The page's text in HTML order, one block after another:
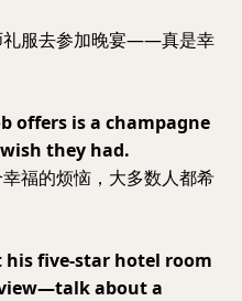
礼服去参加晚宴——真是幸
offers is a champagne
they had.
福的烦恼，大多数人都希
five-star hotel room
about a